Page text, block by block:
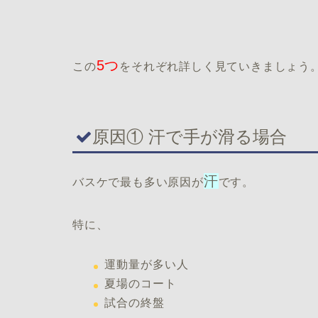
この5つ をそれぞれ詳しく見ていきましょう
原因① 汗で手が滑る場合
バスケで最も多い原因が汗です。
特に、
運動量が多い人
夏場のコート
試合の終盤